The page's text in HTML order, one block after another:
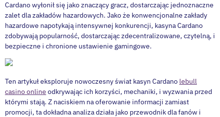
Cardano wyłonił się jako znaczący gracz, dostarczając jednoznaczne
zalet dla zakładów hazardowych. Jako że konwencjonalne zakłady
hazardowe napotykają intensywnej konkurencji, kasyna Cardano
zdobywają popularność, dostarczając zdecentralizowane, czytelną, i
bezpieczne i chronione ustawienie gamingowe.
Ten artykuł eksploruje nowoczesny świat kasyn Cardano lebull
casino online odkrywając ich korzyści, mechaniki, i wyzwania przed
którymi stają. Z naciskiem na oferowanie informacji zamiast
promocji, ta dokładna analiza działa jako przewodnik dla fanów i